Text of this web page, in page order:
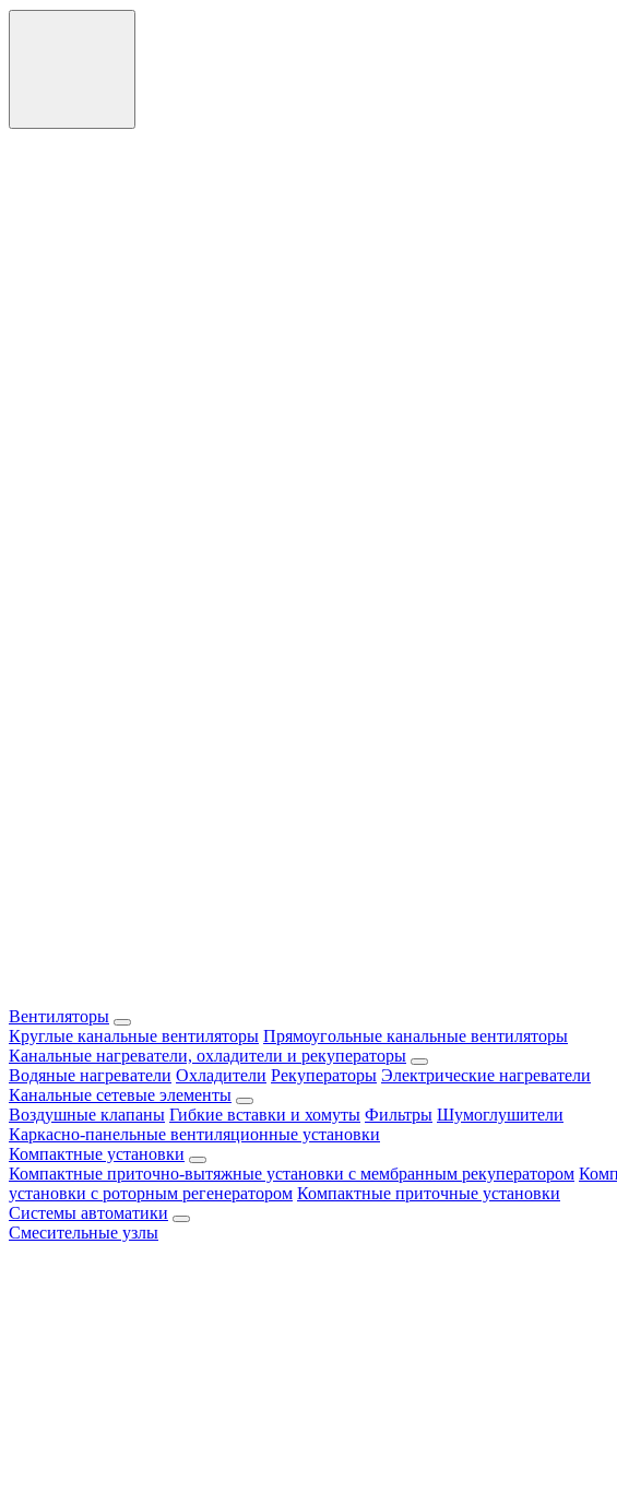
Вентиляторы
Круглые канальные вентиляторы Прямоугольные канальные вентиляторы
Канальные нагреватели, охладители и рекуператоры
Водяные нагреватели Охладители Рекуператоры Электрические нагреватели
Канальные сетевые элементы
Воздушные клапаны Гибкие вставки и хомуты Фильтры Шумоглушители
Каркасно-панельные вентиляционные установки
Компактные установки
Компактные приточно-вытяжные установки с мембранным рекуператором
установки с роторным регенератором Компактные приточные установки
Системы автоматики
Смесительные узлы